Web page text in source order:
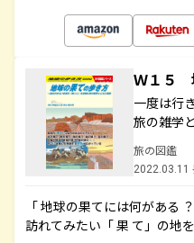
Ｗ１５
一度は行
旅の雑学
旅の図鑑
2022.03.11
「 地球の果てには何がある
訪れてみたい「 果 て」の地